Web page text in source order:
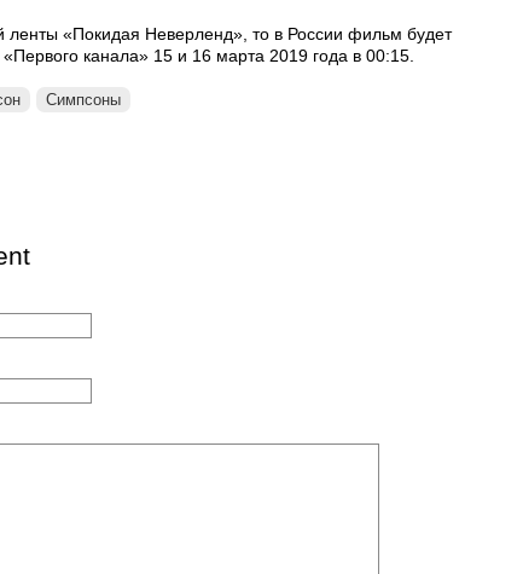
ленты «Покидая Неверленд», то в России фильм будет
канала» 15 и 16 марта 2019 года в 00:15.
Симпсоны